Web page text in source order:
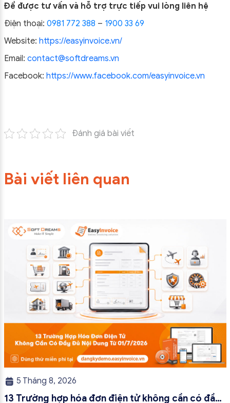
Để được tư vấn và hỗ trợ trực tiếp vui lòng liên hệ
Điện thoại: 0981 772 388 – 1900 33 69
Website: https://easyinvoice.vn/
Email: contact@softdreams.vn
Facebook: https://www.facebook.com/easyinvoice.vn
Đánh giá bài viết
Bài viết liên quan
5 Tháng 8, 2026
13 Trường hợp hóa đơn điện tử không cần có đầy